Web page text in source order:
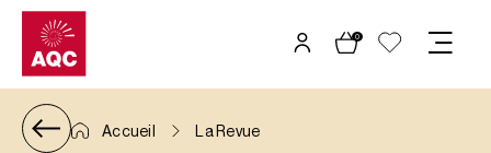
Panneau de gestion des cookies
0
Accueil La Revue